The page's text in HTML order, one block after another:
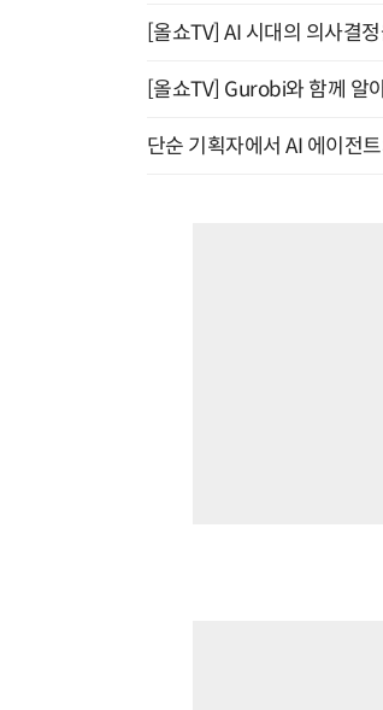
[올쇼TV] AI 시대의 의사결
[올쇼TV] Gurobi와 함께 알
단순 기획자에서 AI 에이전